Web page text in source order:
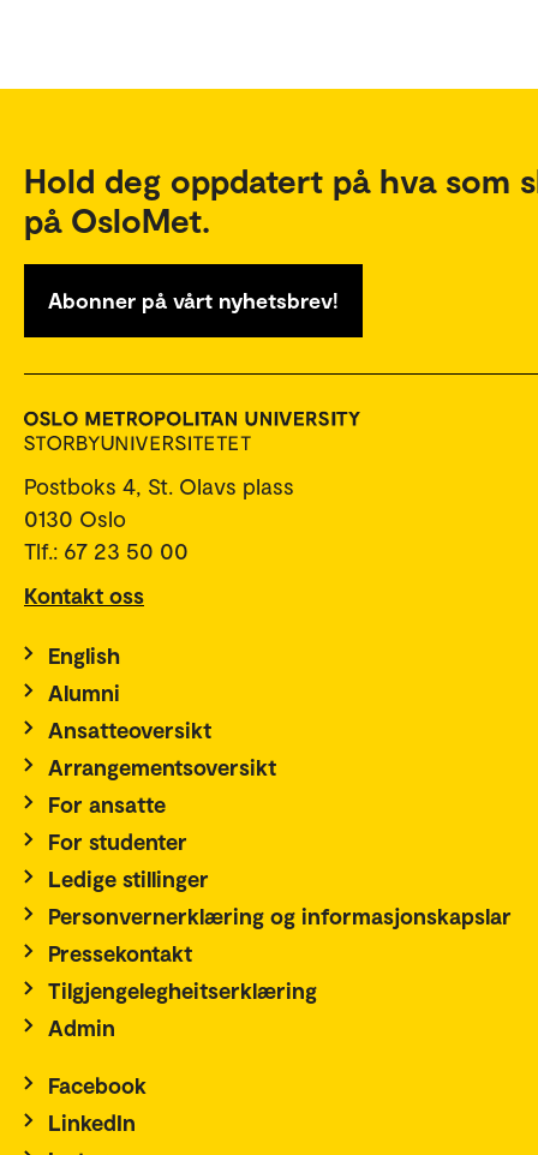
Hold deg oppdatert på hva som
på OsloMet.
Abonner på vårt nyhetsbrev!
Postboks 4, St. Olavs plass
0130 Oslo
Tlf.: 67 23 50 00
Kontakt oss
English
Alumni
Ansatteoversikt
Arrangementsoversikt
For ansatte
For studenter
Ledige stillinger
Personvernerklæring og informasjonskapslar
Pressekontakt
Tilgjengelegheitserklæring
Admin
Facebook
LinkedIn